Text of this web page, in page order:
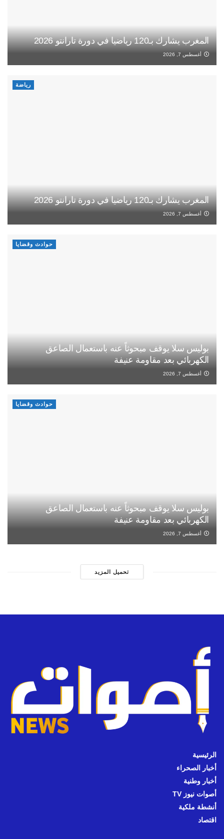
المغرب يشارك بـ120 رياضيا في دورة تارانتو 2026
أغسطس 7, 2026
رياضة
المغرب يشارك بـ120 رياضيا في دورة تارانتو 2026
أغسطس 7, 2026
حوادث وقضايا
بوليس سلا يوقف مبحوثاً عنه باستعمال الصاعق
الكهربائي بعد مقاومة عنيفة
أغسطس 7, 2026
حوادث وقضايا
بوليس سلا يوقف مبحوثاً عنه باستعمال الصاعق
الكهربائي بعد مقاومة عنيفة
أغسطس 7, 2026
تحميل المزيد
الرئيسية
أخبار الصحراء
أخبار وطنية
أصوات نيوز TV
أنشطة ملكية
اقتصاد